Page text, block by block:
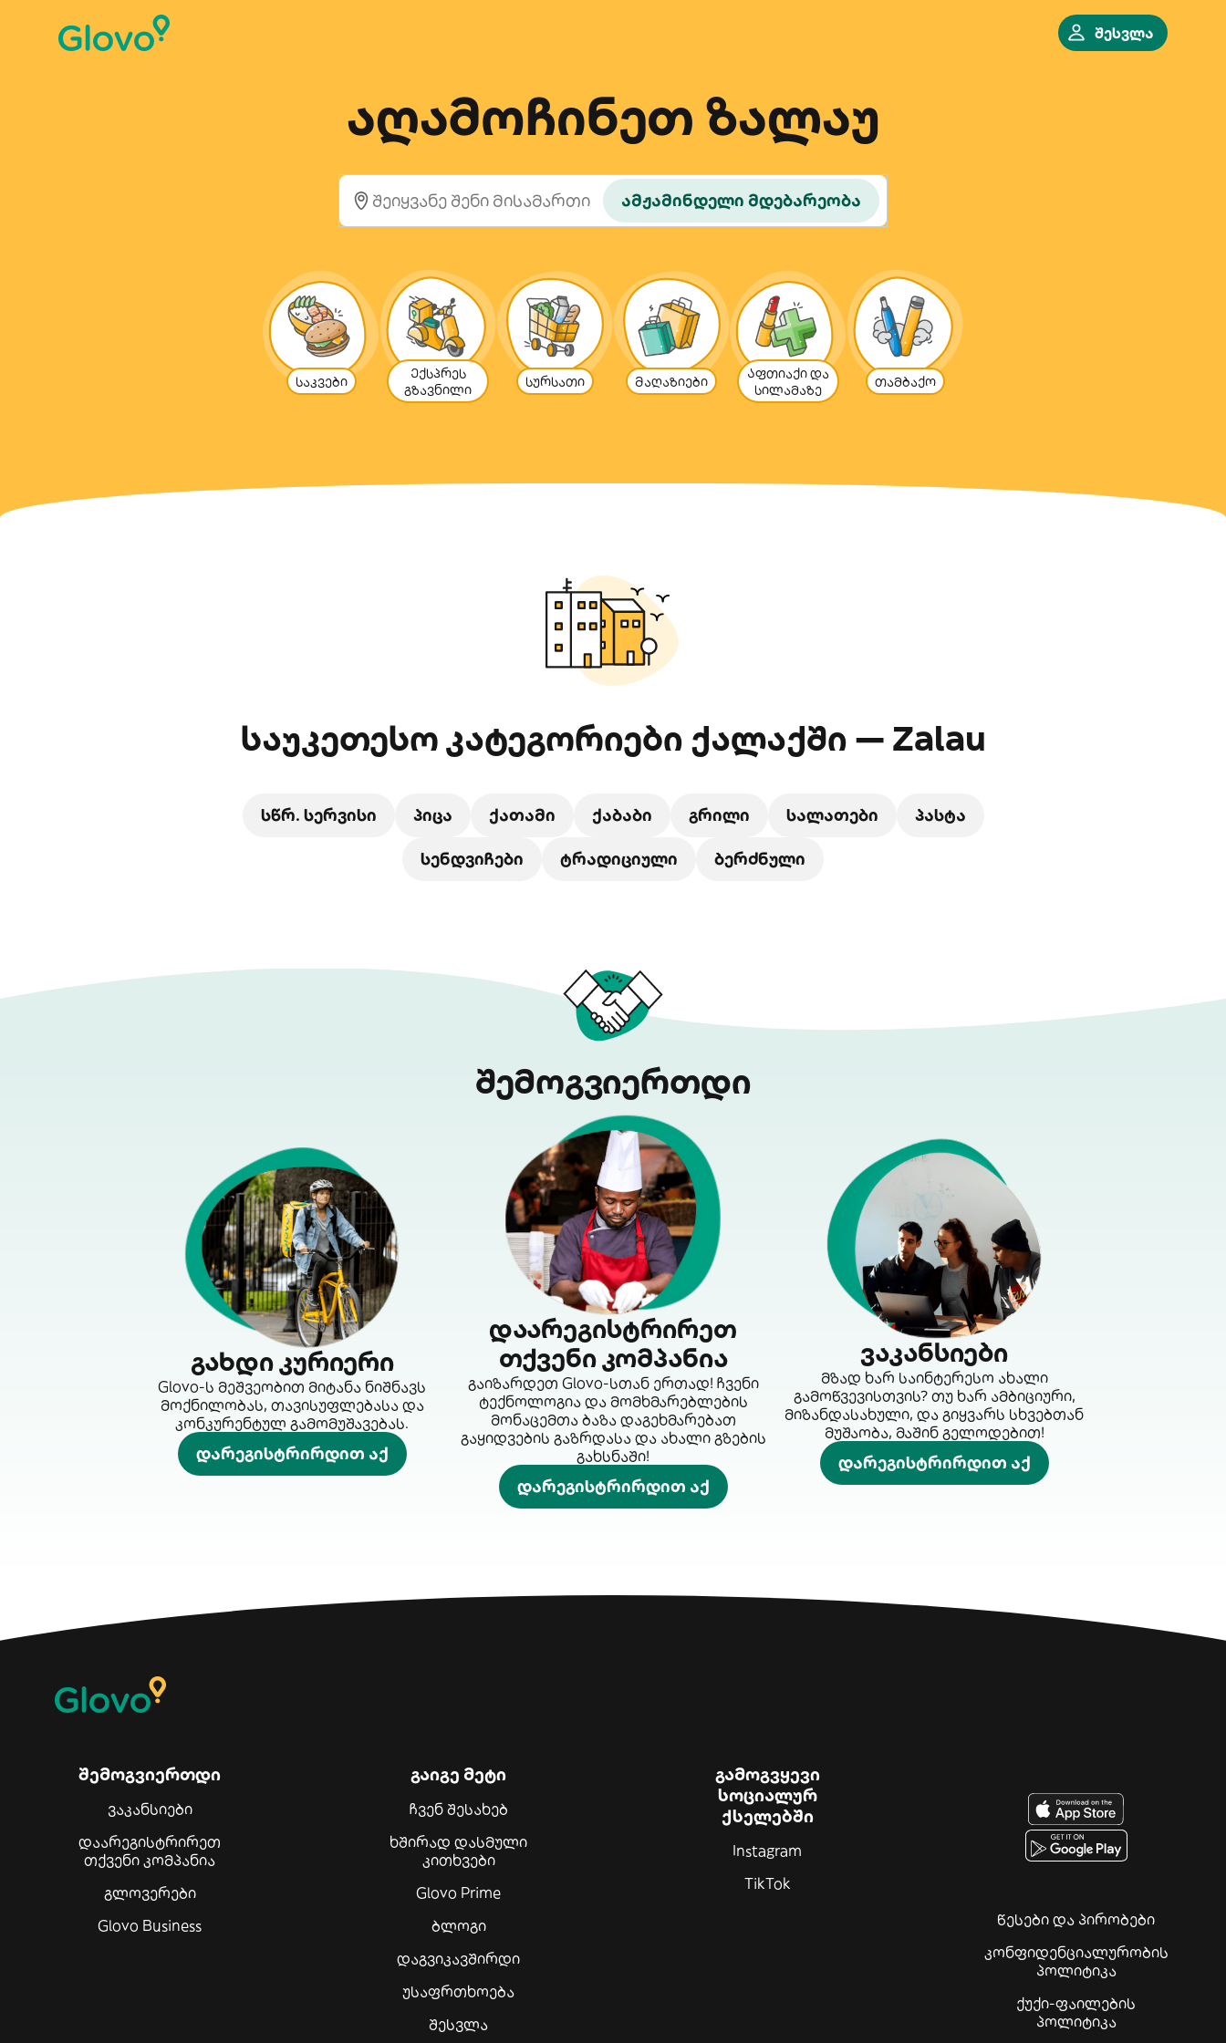
შესვლა
აღამოჩინეთ ზალაუ
ამჟამინდელი მდებარეობა
საკვები
Ექსპრეს
გზავნილი
სურსათი Მაღაზიები
Აფთიაქი და
სილამაზე
თამბაქო
საუკეთესო კატეგორიები ქალაქში — Zalau
სწრ. სერვისი პიცა ქათამი ქაბაბი გრილი სალათები პასტა
სენდვიჩები ტრადიციული ბერძნული
შემოგვიერთდი
გახდი კურიერი
Glovo-ს მეშვეობით მიტანა ნიშნავს
მოქნილობას, თავისუფლებასა და
კონკურენტულ გამომუშავებას.
დარეგისტრირდით აქ
დაარეგისტრირეთ
თქვენი კომპანია
გაიზარდეთ Glovo-სთან ერთად! ჩვენი
ტექნოლოგია და მომხმარებლების
მონაცემთა ბაზა დაგეხმარებათ
გაყიდვების გაზრდასა და ახალი გზების
გახსნაში!
დარეგისტრირდით აქ
ვაკანსიები
მზად ხარ საინტერესო ახალი
გამოწვევისთვის? თუ ხარ ამბიციური,
მიზანდასახული, და გიყვარს სხვებთან
მუშაობა, მაშინ გელოდებით!
დარეგისტრირდით აქ
შემოგვიერთდი
ვაკანსიები
დაარეგისტრირეთ
თქვენი კომპანია
გლოვერები
Glovo Business
გაიგე მეტი
ჩვენ შესახებ
ხშირად დასმული
კითხვები
Glovo Prime
ბლოგი
დაგვიკავშირდი
უსაფრთხოება
შესვლა
გამოგვყევი
სოციალურ
ქსელებში
Instagram
TikTok
წესები და პირობები
კონფიდენციალურობის
პოლიტიკა
ქუქი-ფაილების
პოლიტიკა